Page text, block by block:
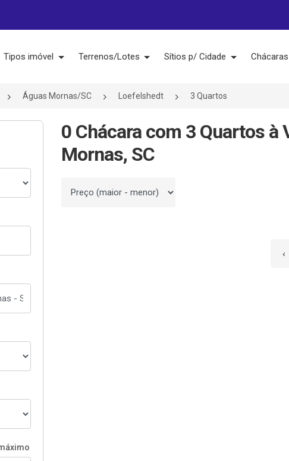
Tipos imóvel Terrenos/Lotes Sítios p/ Cidade
Águas Mornas/SC Loefelshedt 3 Quartos
0 Chácara com 3 Quartos à
Mornas, SC
Ordenar por
‹